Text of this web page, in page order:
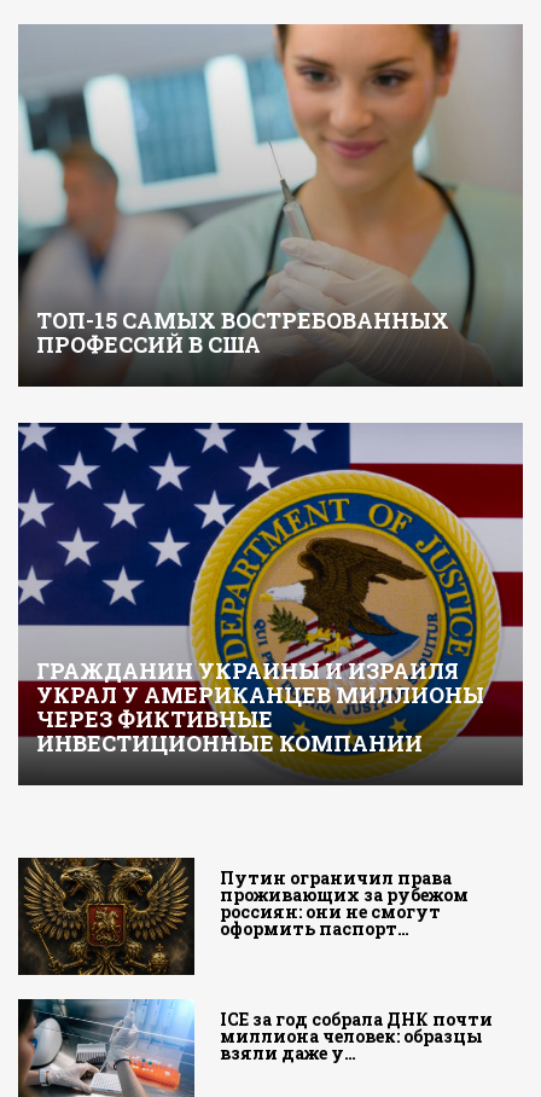
ТОП-15 САМЫХ ВОСТРЕБОВАННЫХ
ПРОФЕССИЙ В США
ГРАЖДАНИН УКРАИНЫ И ИЗРАИЛЯ
УКРАЛ У АМЕРИКАНЦЕВ МИЛЛИОНЫ
ЧЕРЕЗ ФИКТИВНЫЕ
ИНВЕСТИЦИОННЫЕ КОМПАНИИ
Путин ограничил права
проживающих за рубежом
россиян: они не смогут
оформить паспорт…
ICE за год собрала ДНК почти
миллиона человек: образцы
взяли даже у…